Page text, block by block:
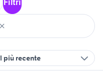
più recente